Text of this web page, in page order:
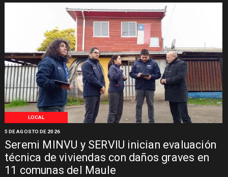
LOCAL
Seremi MINVU y SERVIU inician evaluación
técnica de viviendas con daños graves en
11 comunas del Maule
5 DE AGOSTO DE 2026